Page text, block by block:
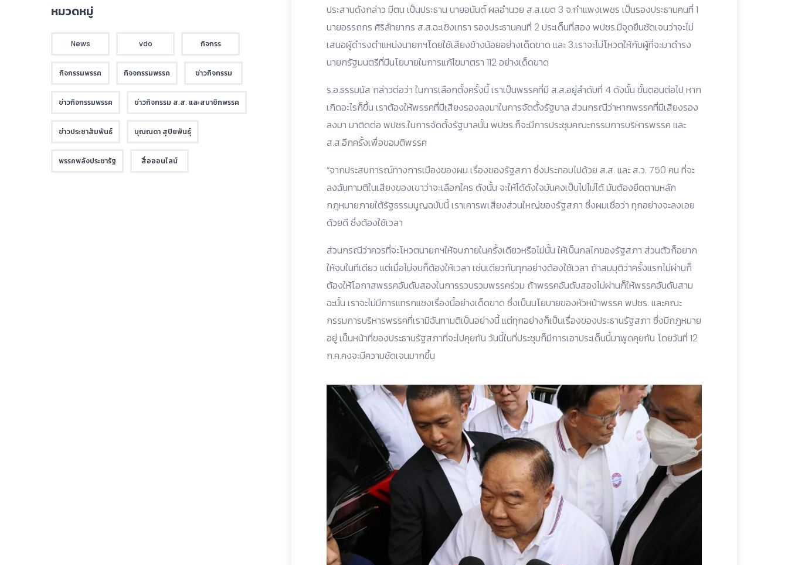
ประสานดังกล่าว มีตน เป็นประธาน นายอนันต์ ผลอำนวย ส.ส.เขต 3 จ.กำแพงเพชร เป็นรองประธานคนที่ 1
นายอรรถกร ศิริลัทยากร ส.ส.ฉะเชิงเทรา รองประธานคนที่ 2 ประเด็นที่สอง พปชร.มีจุดยืนชัดเจนว่าจะไม่
เสนอผู้ดำรงตำแหน่งนายกฯโดยใช้เสียงข้างน้อยอย่างเด็ดขาด และ 3.เราจะไม่โหวตให้กับผู้ที่จะมาดำรง
นายกรัฐมนตรีที่มีนโยบายในการแก้ไขมาตรา 112 อย่างเด็ดขาด
ร.อ.ธรรมนัส กล่าวต่อว่า ในการเลือกตั้งครั้งนี้ เราเป็นพรรคที่มี ส.ส.อยู่ลำดับที่ 4 ดังนั้น ขั้นตอนต่อไป หาก
เกิดอะไรก็ขึ้น เราต้องให้พรรคที่มีเสียงรองลงมาในการจัดตั้งรัฐบาล ส่วนกรณีว่าหากพรรคที่มีเสียงรอง
ลงมา มาติดต่อ พปชร.ในการจัดตั้งรัฐบาลนั้น พปชร.ก็จะมีการประชุมคณะกรรมการบริหารพรรค และ
ส.ส.อีกครั้งเพื่อขอมติพรรค
“จากประสบการณ์ทางการเมืองของผม เรื่องของรัฐสภา ซึ่งประกอบไปด้วย ส.ส. และ ส.ว. 750 คน ที่จะ
ลงฉันทามติในเสียงของเขาว่าจะเลือกใคร ดังนั้น จะให้ได้ดังใจมันคงเป็นไปไม่ได้ มันต้องยึดตามหลัก
กฎหมายภายใต้รัฐธรรมนูญฉบับนี้ เราเคารพเสียงส่วนใหญ่ของรัฐสภา ซึ่งผมเชื่อว่า ทุกอย่างจะลงเอย
ด้วยดี ซึ่งต้องใช้เวลา
ส่วนกรณีว่าควรที่จะโหวตนายกฯให้จบภายในครั้งเดียวหรือไม่นั้น ให้เป็นกลไกของรัฐสภา ส่วนตัวก็อยาก
ให้จบในทีเดียว แต่เมื่อไม่จบก็ต้องให้เวลา เช่นเดียวกันทุกอย่างต้องใช้เวลา ถ้าสมมุติว่าครั้งแรกไม่ผ่านก็
ต้องให้โอกาสพรรคอันดับสองในการรวบรวมพรรคร่วม ถ้าพรรคอันดับสองไม่ผ่านก็ให้พรรคอันดับสาม
ฉะนั้น เราจะไม่มีการแทรกแซงเรื่องนี้อย่างเด็ดขาด ซึ่งเป็นนโยบายของหัวหน้าพรรค พปชร. และคณะ
กรรมการบริหารพรรคที่เรามีฉันทามติเป็นอย่างนี้ แต่ทุกอย่างก็เป็นเรื่องของประธานรัฐสภา ซึ่งมีกฎหมาย
อยู่ เป็นหน้าที่ของประธานรัฐสภาที่จะไปคุยกัน วันนี้ในที่ประชุมก็มีการเอาประเด็นนี้มาพูดคุยกัน โดยวันที่ 12
ก.ค.คงจะมีความชัดเจนมากขึ้น
หมวดหมู่
News vdo กิจกรร
กิจกรรมพรรค กิจจกรรมพรรค ข่าวกิจกรรม
ข่าวกิจกรรมพรรค ข่าวกิจกรรม ส.ส. และสมาชิกพรรค
ข่าวประชาสัมพันธ์ บุณณดา สุปิยพันธุ์
พรรคพลังประชารัฐ สื่อออนไลน์